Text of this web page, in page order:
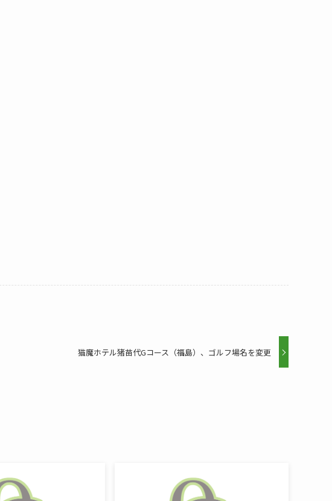
猫魔ホテル猪苗代Gコース（福島）、ゴルフ場名を変更